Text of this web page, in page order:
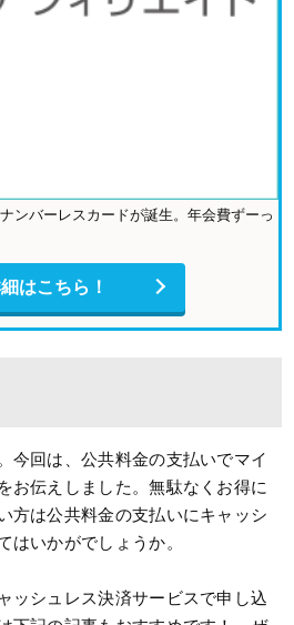
ンバーレスカードが誕生。年会費ずーっ
はこちら！
今回は、公共料金の支払いでマイ
お伝えしました。無駄なくお得に
方は公共料金の支払いにキャッシ
はいかがでしょうか。
ッシュレス決済サービスで申し込